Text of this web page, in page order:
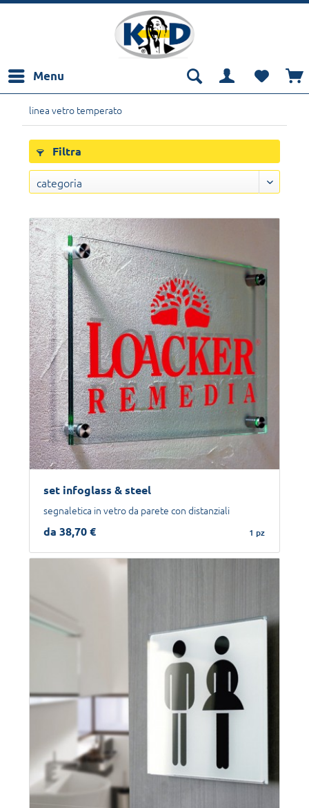
Menu
linea vetro temperato
Filtra
set infoglass & steel
segnaletica in vetro da parete con distanziali
da 38,70 € 1 pz